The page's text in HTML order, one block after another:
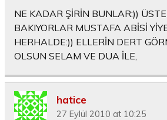
NE KADAR ŞİRİN BUNLAR:))
BAKIYORLAR MUSTAFA ABİSİ
HERHALDE:)) ELLERİN DERT
OLSUN SELAM VE DUA İLE,
hatice
27 Eylül 2010 at 10:25